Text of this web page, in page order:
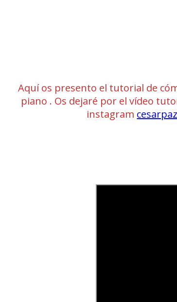
Aquí os presento el tutorial de
piano . Os dejaré por el vídeo
instagram